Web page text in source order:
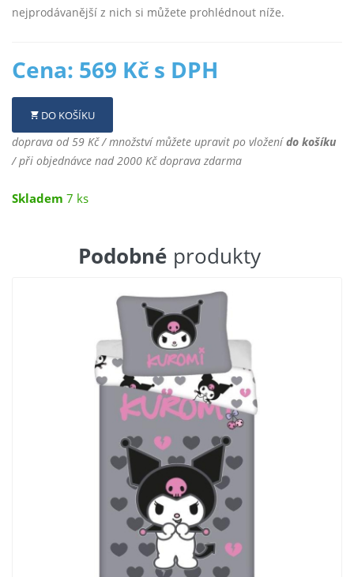
nejprodávanější z nich si můžete prohlédnout níže.
Cena: 569 Kč s DPH
DO KOŠÍKU
doprava od 59 Kč / množství můžete upravit po vloženído košíku
/ při objednávce nad 2000 Kč doprava zdarma
Skladem 7 ks
Podobné produkty